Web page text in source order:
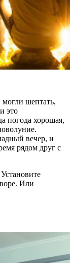
могли шептать,
это
погода хорошая,
вечер, и
рядом друг с
Или